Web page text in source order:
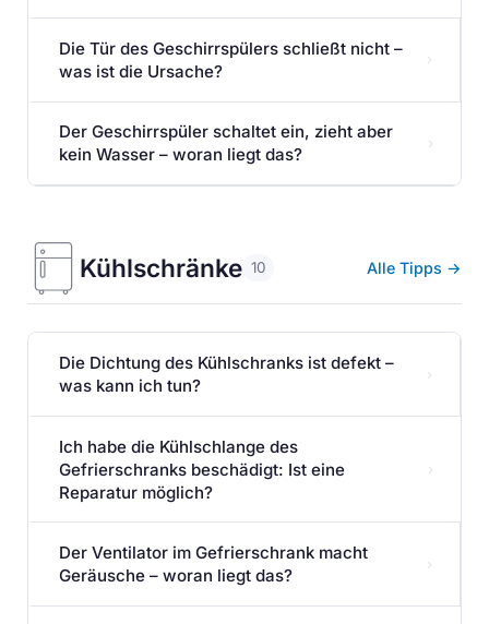
Die Tür des Geschirrspülers schließt nicht –
was ist die Ursache?
›
Der Geschirrspüler schaltet ein, zieht aber
kein Wasser – woran liegt das?
›
Kühlschränke 10 Alle Tipps →
Die Dichtung des Kühlschranks ist defekt –
was kann ich tun?
›
Ich habe die Kühlschlange des
Gefrierschranks beschädigt: Ist eine
Reparatur möglich?
›
Der Ventilator im Gefrierschrank macht
Geräusche – woran liegt das?
›